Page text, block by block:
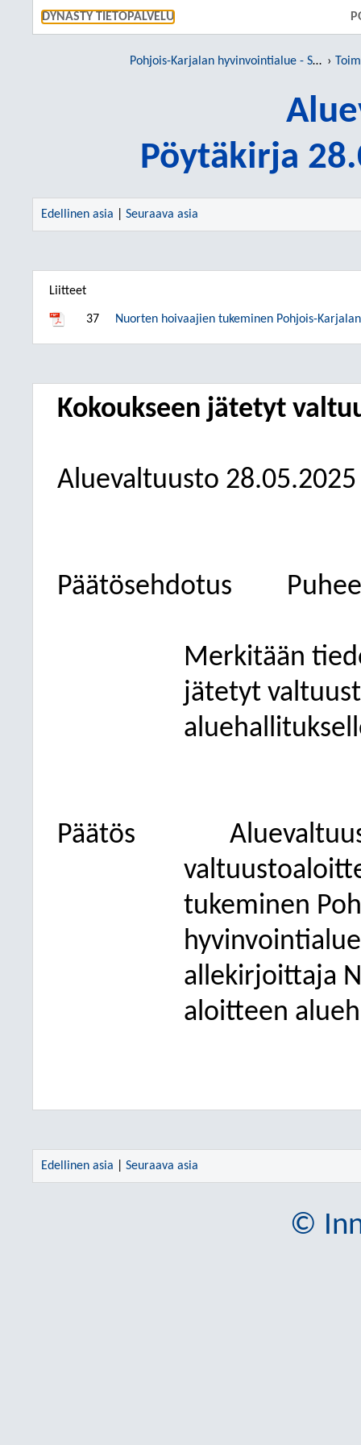
DYNASTY TIETOPALVELU SIIRRY
Pohjois-Karjalan hyvinvointialue - Siun sote
Pöytäkirja
Edellinen asia Seuraava asia
Liitteet
37 Nuorten hoivaajien tukeminen Pohjois-
Kokoukseen jätetyt
Aluevaltuusto 28.05.2025
Päätösehdotus
Merkitään
jätetyt
Päätös
tukeminen
allekirjoittaja
aloitteen
Edellinen asia Seuraava asia
©